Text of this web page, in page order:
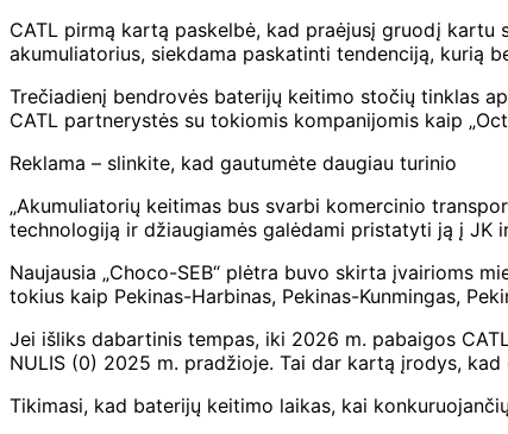
CATL pirmą kartą paskelbė, kad praėjusį gruodį
akumuliatorius, siekdama paskatinti tendenciją, kurią
Trečiadienį bendrovės baterijų keitimo stočių tinklas
CATL partnerystės su tokiomis kompanijomis kaip
Reklama – slinkite, kad gautumėte daugiau turinio
„Akumuliatorių keitimas bus svarbi komercinio
technologiją ir džiaugiamės galėdami pristatyti ją į JK
Naujausia „Choco-SEB“ plėtra buvo skirta įvairioms
tokius kaip Pekinas-Harbinas, Pekinas-Kunmingas,
Jei išliks dabartinis tempas, iki 2026 m. pabaigos
NULIS (0) 2025 m. pradžioje. Tai dar kartą įrodys,
Tikimasi, kad baterijų keitimo laikas, kai